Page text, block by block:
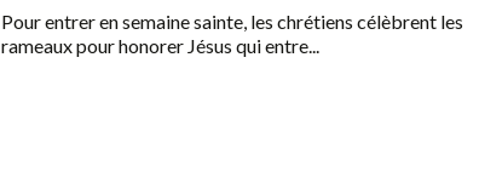
Pour entrer en semaine sainte, les chrétiens célèbrent les
rameaux pour honorer Jésus qui entre...